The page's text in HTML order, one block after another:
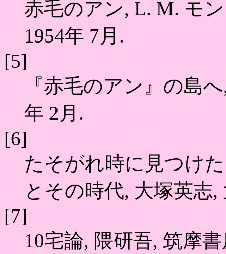
赤毛のアン, L. M. モ
1954年 7月.
[5]
『赤毛のアン』の島
年 2月.
[6]
たそがれ時に見つけ
とその時代, 大塚英志,
[7]
10宅論, 隈研吾, 筑摩